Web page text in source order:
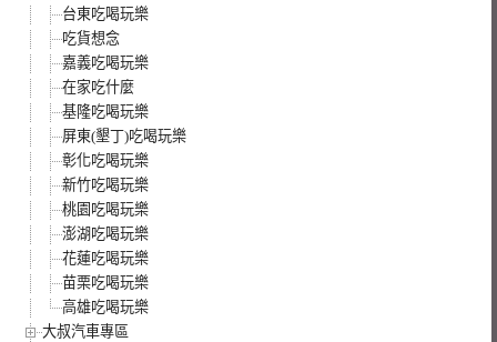
台東吃喝玩樂
吃貨想念
嘉義吃喝玩樂
在家吃什麼
基隆吃喝玩樂
屏東(墾丁)吃喝玩樂
彰化吃喝玩樂
新竹吃喝玩樂
桃園吃喝玩樂
澎湖吃喝玩樂
花蓮吃喝玩樂
苗栗吃喝玩樂
高雄吃喝玩樂
大叔汽車專區